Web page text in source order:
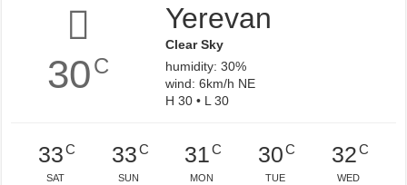
30C
Yerevan
Clear Sky
humidity: 30%
wind: 6km/h NE
H 30 • L 30
33C
SAT
33C
SUN
31 C
MON
30C
TUE
32C
WED